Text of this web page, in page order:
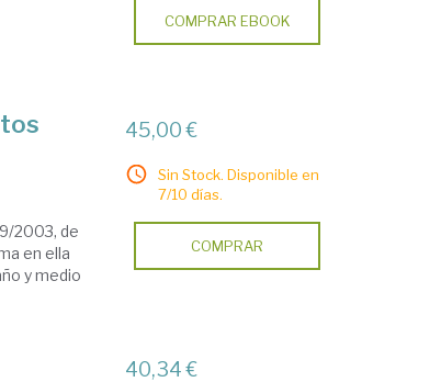
COMPRAR EBOOK
2003, de
en ella
y medio
45,00 €
Sin Stock. Disponible en
7/10 días.
COMPRAR
40,34 €